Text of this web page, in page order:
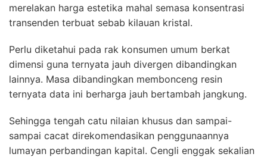
merelakan harga estetika mahal semasa konsentrasi
transenden terbuat sebab kilauan kristal.
Perlu diketahui pada rak konsumen umum berkat
dimensi guna ternyata jauh divergen dibandingkan
lainnya. Masa dibandingkan membonceng resin
ternyata data ini berharga jauh bertambah jangkung.
Sehingga tengah catu nilaian khusus dan sampai-
sampai cacat direkomendasikan penggunaannya
lumayan perbandingan kapital. Cengli enggak sekalian